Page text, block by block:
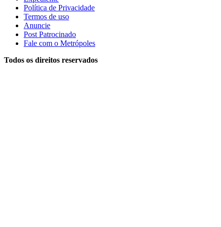
Política de Privacidade
Termos de uso
Anuncie
Post Patrocinado
Fale com o Metrópoles
Todos os direitos reservados